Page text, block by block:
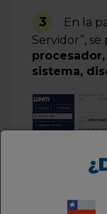
3
En la
Servidor”,
sistema,